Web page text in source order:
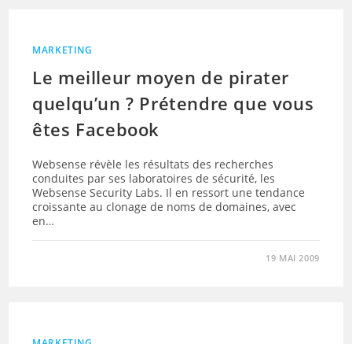
MARKETING
Le meilleur moyen de pirater
quelqu’un ? Prétendre que vous
êtes Facebook
Websense révèle les résultats des recherches
conduites par ses laboratoires de sécurité, les
Websense Security Labs. Il en ressort une tendance
croissante au clonage de noms de domaines, avec
en…
19 MAI 2009